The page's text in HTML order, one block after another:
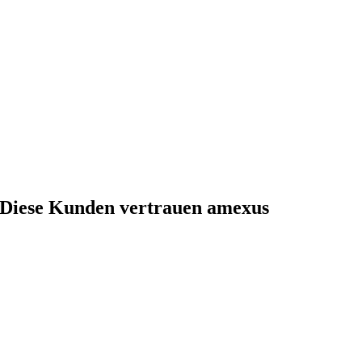
Diese Kunden vertrauen amexus